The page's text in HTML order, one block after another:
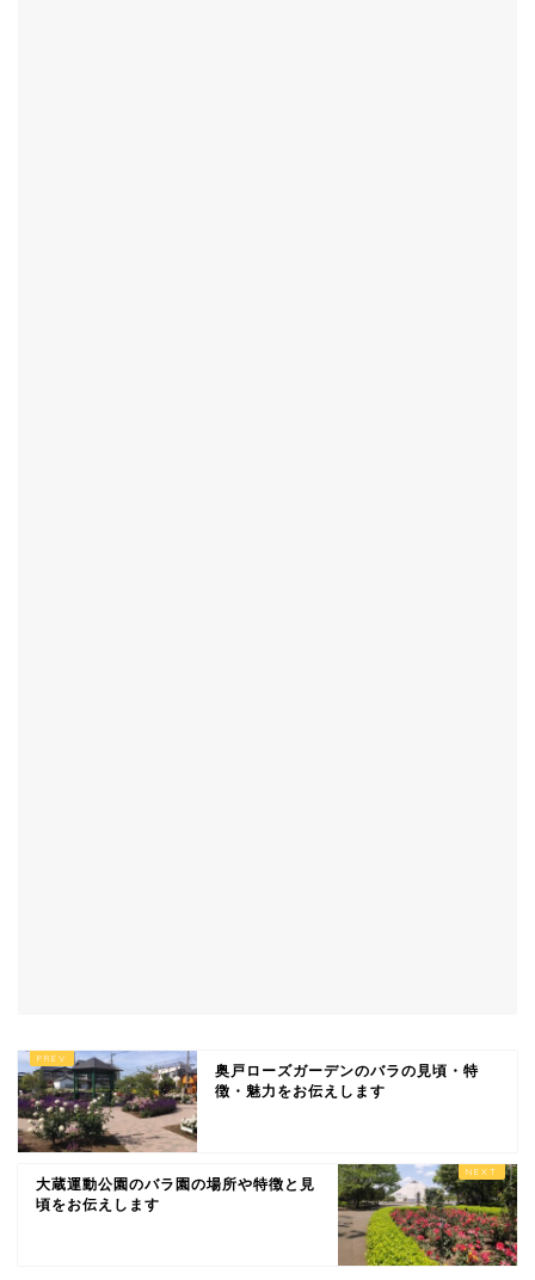
奥戸ローズガーデンのバラの見頃・特
徴・魅力をお伝えします
大蔵運動公園のバラ園の場所や特徴と見
頃をお伝えします